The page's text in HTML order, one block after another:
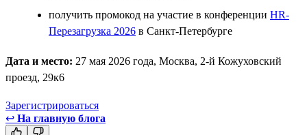
получить промокод на участие в конференции HR-
Перезагрузка 2026 в Санкт-Петербурге
Дата и место: 27 мая 2026 года, Москва, 2-й Кожуховский
проезд, 29к6
Зарегистрироваться
↩ На главную блога